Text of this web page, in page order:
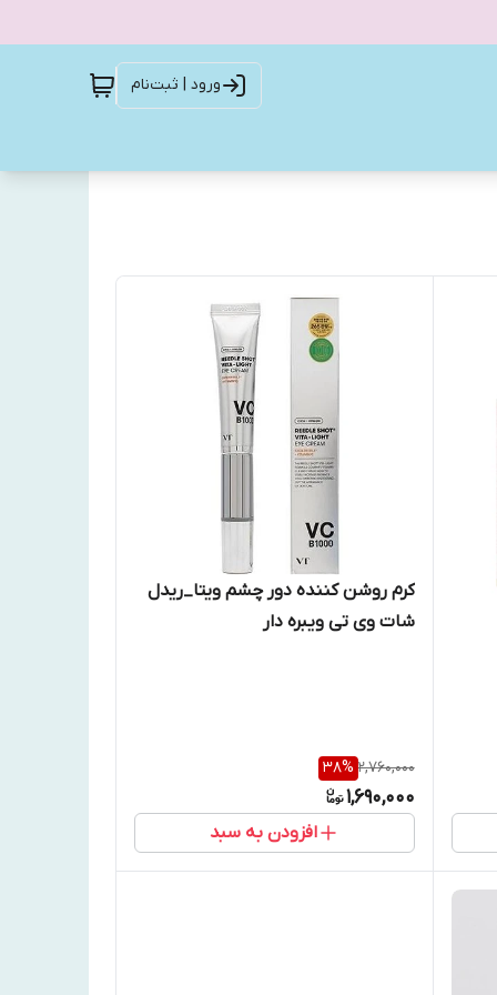
ورود | ثبت‌نام
کرم روشن کننده دور چشم ویتا_ریدل
شات وی تی ویبره دار
2,760,000
38%
1,690,000
افزودن به سبد